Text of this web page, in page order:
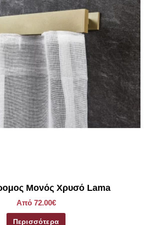
Μονός Χρυσό Lama
Από 72.00€
Περισσότερα